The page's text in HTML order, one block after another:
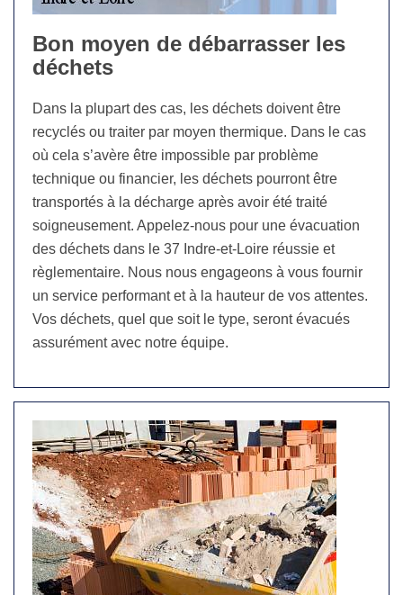
Bon moyen de débarrasser les
déchets
Dans la plupart des cas, les déchets doivent être
recyclés ou traiter par moyen thermique. Dans le cas
où cela s’avère être impossible par problème
technique ou financier, les déchets pourront être
transportés à la décharge après avoir été traité
soigneusement. Appelez-nous pour une évacuation
des déchets dans le 37 Indre-et-Loire réussie et
règlementaire. Nous nous engageons à vous fournir
un service performant et à la hauteur de vos attentes.
Vos déchets, quel que soit le type, seront évacués
assurément avec notre équipe.